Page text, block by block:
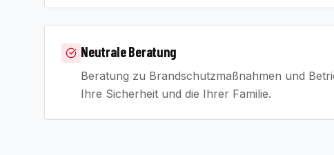
Neutrale Beratung
Beratung zu Brandschutzmaßnahmen und
Ihre Sicherheit und die Ihrer Familie.